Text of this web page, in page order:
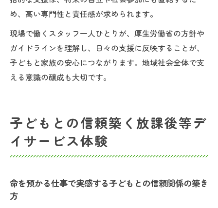
め、高い専門性と責任感が求められます。
現場で働くスタッフ一人ひとりが、厚生労働省の方針や
ガイドラインを理解し、日々の支援に反映することが、
子どもと家族の安心につながります。地域社会全体で支
える意識の醸成も大切です。
子どもとの信頼築く放課後等デ
イサービス体験
命を預かる仕事で実感する子どもとの信頼関係の築き
方